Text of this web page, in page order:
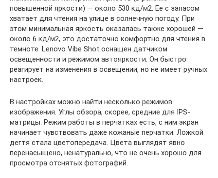
повышенной яркости) — около 530 кд/м2. Ее с запасом
хватает для чтения на улице в солнечную погоду. При
этом минимальная яркость оказалась также хорошей —
около 6 кд/м2, это достаточно комфортно для чтения в
темноте. Lenovo Vibe Shot оснащен датчиком
освещенности и режимом автояркости. Он быстро
реагирует на изменения в освещении, но не имеет ручных
настроек.
В настройках можно найти несколько режимов
изображения. Углы обзора, скорее, средние для IPS-
матрицы. Режим работы в перчатках есть, с ним экран
начинает чувствовать даже кожаные перчатки. Ложкой
дегтя стала цветопередача. Цвета выглядят явно
перенасыщено, ненатурально, что не очень хорошо для
просмотра отснятых фотографий.